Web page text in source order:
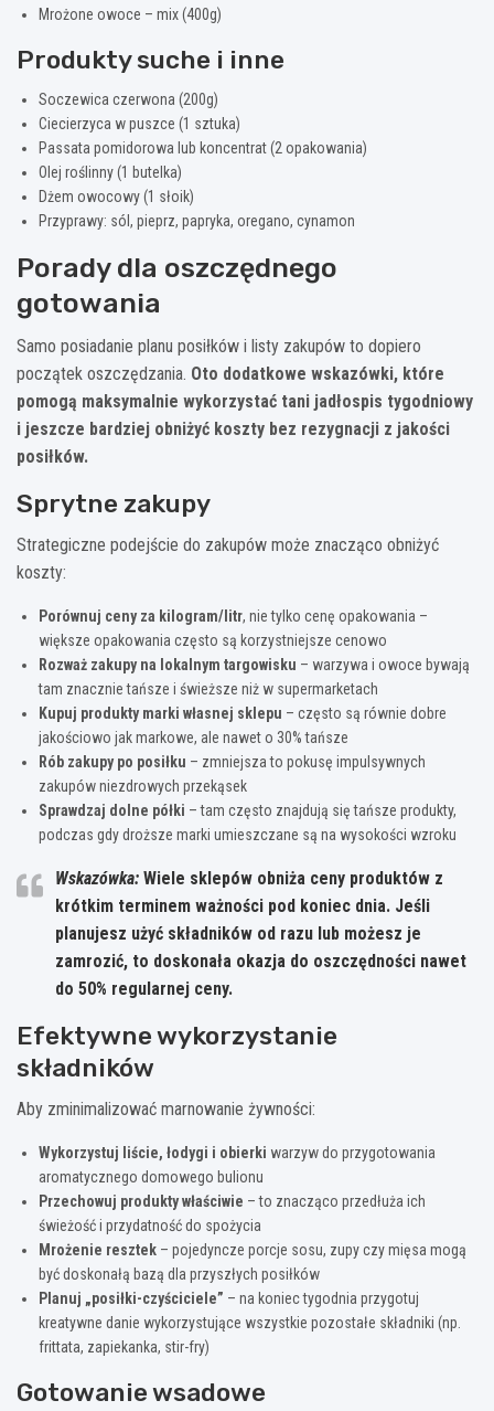
Mrożone owoce – mix (400g)
Produkty suche i inne
Soczewica czerwona (200g)
Ciecierzyca w puszce (1 sztuka)
Passata pomidorowa lub koncentrat (2 opakowania)
Olej roślinny (1 butelka)
Dżem owocowy (1 słoik)
Przyprawy: sól, pieprz, papryka, oregano, cynamon
Porady dla oszczędnego
gotowania
Samo posiadanie planu posiłków i listy zakupów to dopiero
początek oszczędzania. Oto dodatkowe wskazówki, które
pomogą maksymalnie wykorzystać tani jadłospis tygodniowy
i jeszcze bardziej obniżyć koszty bez rezygnacji z jakości
posiłków.
Sprytne zakupy
Strategiczne podejście do zakupów może znacząco obniżyć
koszty:
Porównuj ceny za kilogram/litr, nie tylko cenę opakowania –
większe opakowania często są korzystniejsze cenowo
Rozważ zakupy na lokalnym targowisku – warzywa i owoce bywają
tam znacznie tańsze i świeższe niż w supermarketach
Kupuj produkty marki własnej sklepu – często są równie dobre
jakościowo jak markowe, ale nawet o 30% tańsze
Rób zakupy po posiłku – zmniejsza to pokusę impulsywnych
zakupów niezdrowych przekąsek
Sprawdzaj dolne półki – tam często znajdują się tańsze produkty,
podczas gdy droższe marki umieszczane są na wysokości wzroku
Wskazówka: Wiele sklepów obniża ceny produktów z
krótkim terminem ważności pod koniec dnia. Jeśli
planujesz użyć składników od razu lub możesz je
zamrozić, to doskonała okazja do oszczędności nawet
do 50% regularnej ceny.
Efektywne wykorzystanie
składników
Aby zminimalizować marnowanie żywności:
Wykorzystuj liście, łodygi i obierki warzyw do przygotowania
aromatycznego domowego bulionu
Przechowuj produkty właściwie – to znacząco przedłuża ich
świeżość i przydatność do spożycia
Mrożenie resztek – pojedyncze porcje sosu, zupy czy mięsa mogą
być doskonałą bazą dla przyszłych posiłków
Planuj „posiłki-czyściciele” – na koniec tygodnia przygotuj
kreatywne danie wykorzystujące wszystkie pozostałe składniki (np.
frittata, zapiekanka, stir-fry)
Gotowanie wsadowe